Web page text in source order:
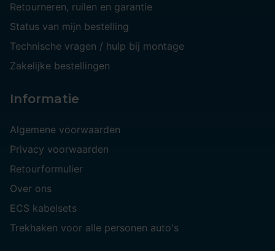
Retourneren, ruilen en garantie
Status van mijn bestelling
Technische vragen / hulp bij montage
Zakelijke bestellingen
Informatie
Algemene voorwaarden
Privacy voorwaarden
Retourformulier
Over ons
ECS kabelsets
Trekhaken voor alle personen auto's